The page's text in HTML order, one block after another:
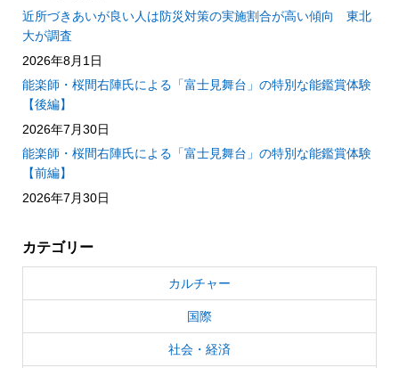
近所づきあいが良い人は防災対策の実施割合が高い傾向 東北
大が調査
2026年8月1日
能楽師・桜間右陣氏による「富士見舞台」の特別な能鑑賞体験
【後編】
2026年7月30日
能楽師・桜間右陣氏による「富士見舞台」の特別な能鑑賞体験
【前編】
2026年7月30日
カテゴリー
カルチャー
国際
社会・経済